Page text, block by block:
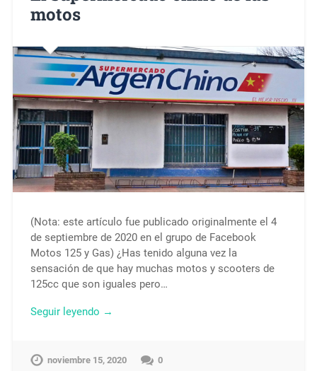
motos
(Nota: este artículo fue publicado originalmente el 4
de septiembre de 2020 en el grupo de Facebook
Motos 125 y Gas) ¿Has tenido alguna vez la
sensación de que hay muchas motos y scooters de
125cc que son iguales pero…
Seguir leyendo →
noviembre 15, 2020 0